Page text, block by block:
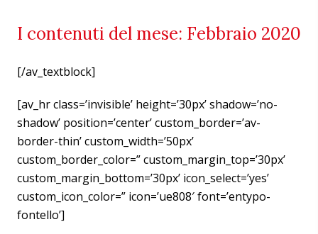
I contenuti del mese: Febbraio 2020
[/av_textblock]
[av_hr class=’invisible’ height=’30px’ shadow=’no-
shadow’ position=’center’ custom_border=’av-
border-thin’ custom_width=’50px’
custom_border_color=” custom_margin_top=’30px’
custom_margin_bottom=’30px’ icon_select=’yes’
custom_icon_color=” icon=’ue808′ font=’entypo-
fontello’]